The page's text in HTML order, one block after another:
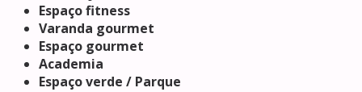
Espaço fitness
Varanda gourmet
Espaço gourmet
Academia
Espaço verde / Parque